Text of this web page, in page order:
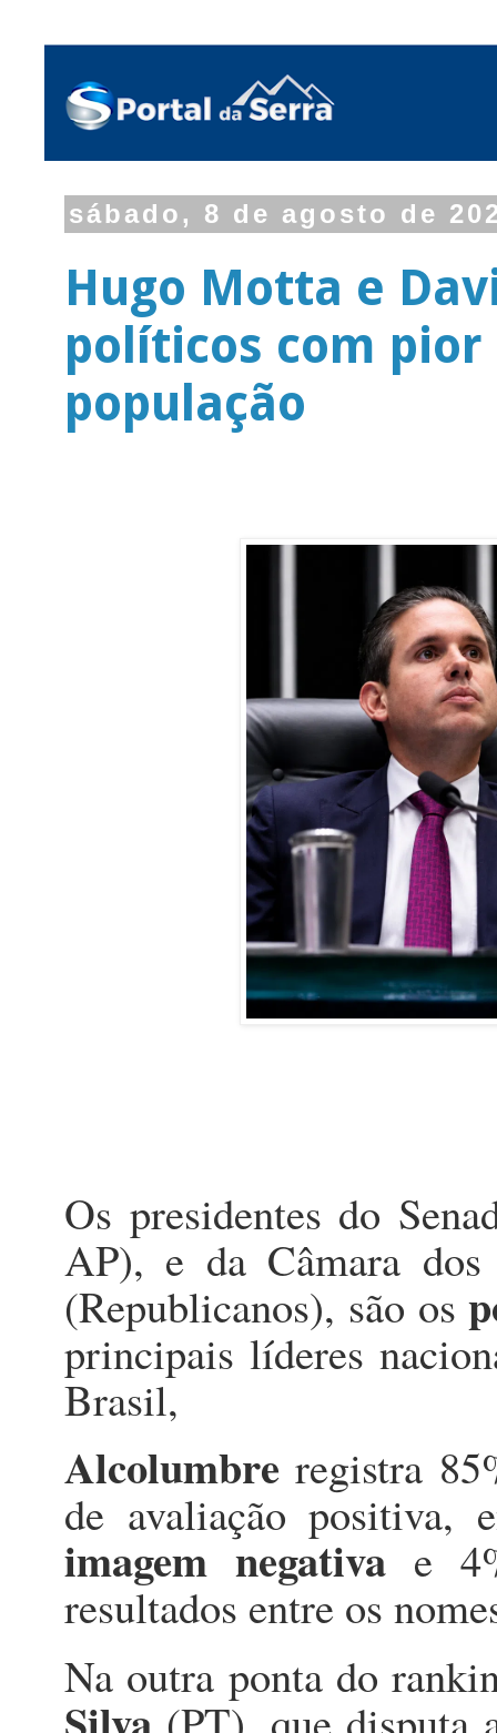
sábado, 8 de agosto de
Hugo Motta e
políticos com
população
Os presidentes do
AP), e da Câmara
(Republicanos), são os
principais líderes
Brasil,
Alcolumbreregistra
de avaliação positiva,
imagem negativa e
resultados entre os
Na outra ponta do